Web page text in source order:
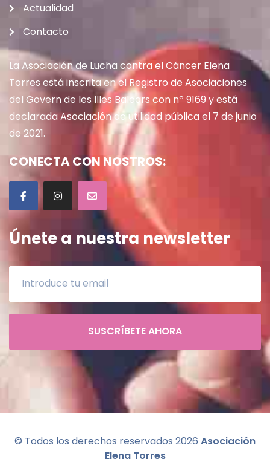
Actualidad
Contacto
La Asociación de Lucha contra el Cáncer Elena
Torres está inscrita en el Registro de Asociaciones
del Govern de les Illes Balears con nº 9169 y está
declarada Asociación de utilidad pública el 7 de junio
de 2021.
CONECTA CON NOSTROS:
Únete a nuestra newsletter
SUSCRÍBETE AHORA
© Todos los derechos reservados 2026 Asociación
Elena Torres